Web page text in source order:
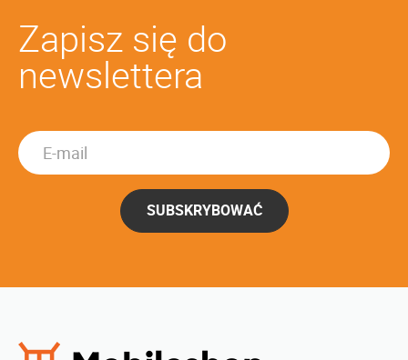
Zapisz się do
newslettera
SUBSKRYBOWAĆ